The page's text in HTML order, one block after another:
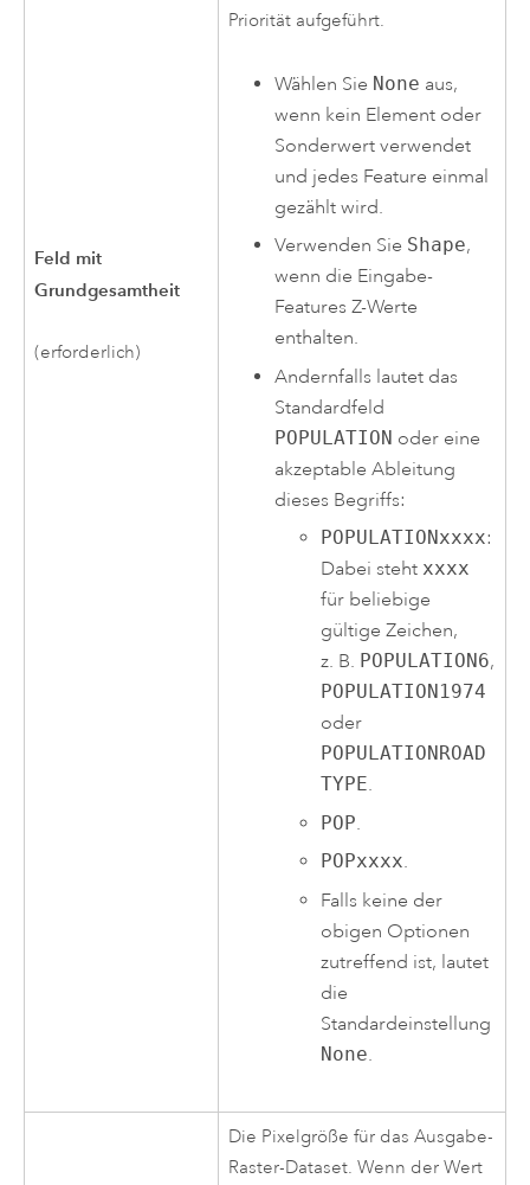
Feld mit
Grundgesamtheit
(erforderlich)
Priorität aufgeführt.
Wählen Sie None aus,
wenn kein Element oder
Sonderwert verwendet
und jedes Feature einmal
gezählt wird.
Verwenden Sie Shape,
wenn die Eingabe-
Features Z-Werte
enthalten.
Andernfalls lautet das
Standardfeld
POPULATION oder eine
akzeptable Ableitung
dieses Begriffs:
POPULATIONxxxx:
Dabei steht xxxx
für beliebige
gültige Zeichen,
z. B. POPULATION6,
POPULATION1974
oder
POPULATIONROAD
TYPE.
POP.
POPxxxx.
Falls keine der
obigen Optionen
zutreffend ist, lautet
die
Standardeinstellung
None.
Die Pixelgröße für das Ausgabe-
Raster-Dataset. Wenn der Wert